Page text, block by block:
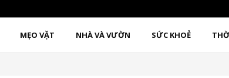
MẸO VẶT NHÀ VÀ VƯỜN SỨC KHOẺ